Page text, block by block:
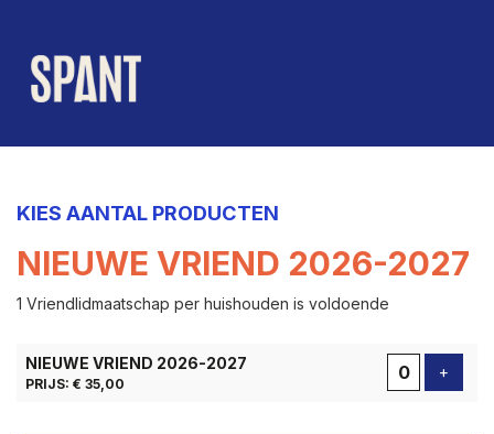
KIES AANTAL PRODUCTEN
NIEUWE VRIEND 2026-2027
1 Vriendlidmaatschap per huishouden is voldoende
PRODUCTEN
NIEUWE VRIEND 2026-2027
PRIJS: € 35,00
+